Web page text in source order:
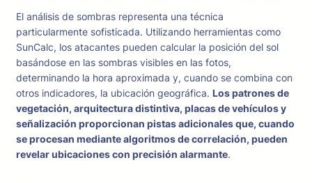
El análisis de sombras representa una técnica
particularmente sofisticada. Utilizando herramientas como
SunCalc, los atacantes pueden calcular la posición del sol
basándose en las sombras visibles en las fotos,
determinando la hora aproximada y, cuando se combina con
otros indicadores, la ubicación geográfica. Los patrones de
vegetación, arquitectura distintiva, placas de vehículos y
señalización proporcionan pistas adicionales que, cuando
se procesan mediante algoritmos de correlación, pueden
revelar ubicaciones con precisión alarmante.